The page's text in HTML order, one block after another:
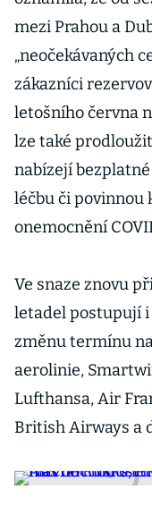
mezi Prahou a
„neočekávaných
zákazníci
letošního června
lze také
nabízejí
léčbu či povinnou
onemocnění
Ve snaze znovu
letadel postupují
změnu termínu
aerolinie,
Lufthansa, Air
British Airways a